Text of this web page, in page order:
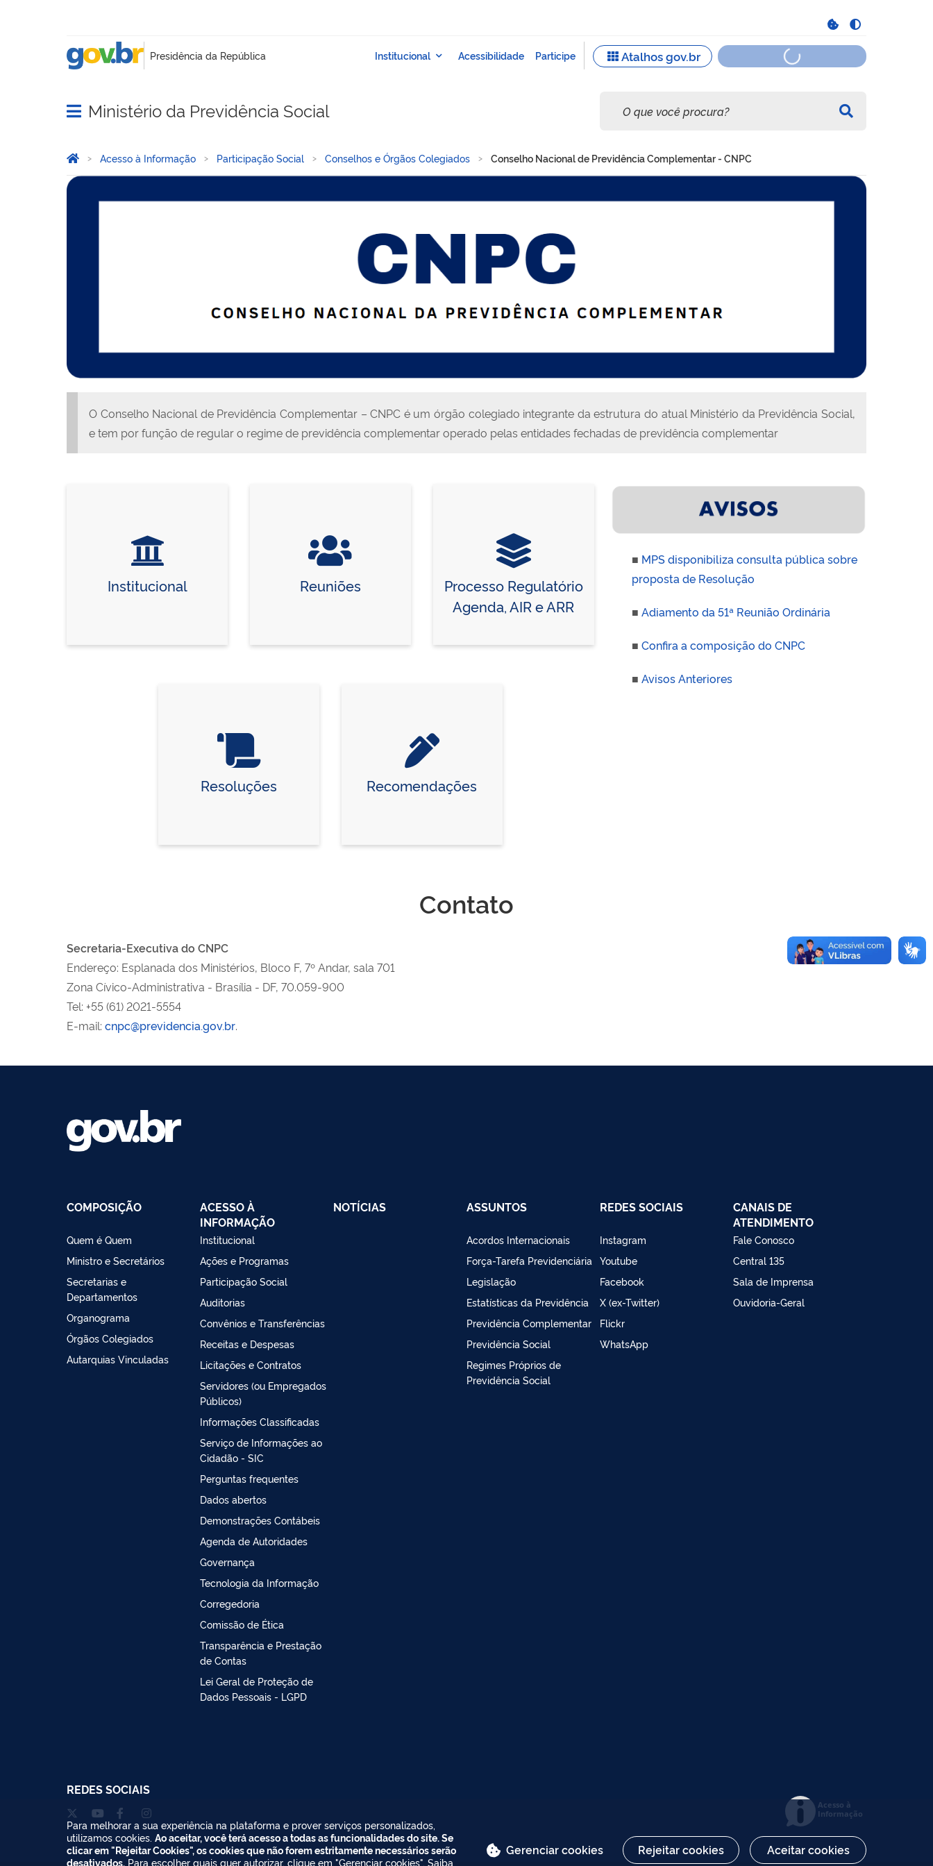
Abrir menu principal de navegação
Ministério da Previdência Social
Você está aqui:
Página Inicial
Acesso à Informação Participação Social Conselhos e Órgãos Colegiados Conselho Nacional de Previdência Complementar - CNPC
Conselho Nacional de Previdência Complementar - CNPC
O Conselho Nacional de Previdência Complementar – CNPC é um órgão colegiado integrante da estrutura do atual Ministério da Previdência Social,
e tem por função de regular o regime de previdência complementar operado pelas entidades fechadas de previdência complementar
Institucional Reuniões
Processo Regulatório
Agenda, AIR e ARR
Resoluções Recomendações
■ MPS disponibiliza consulta pública sobre
proposta de Resolução
■ Adiamento da 51ª Reunião Ordinária
■ Confira a composição do CNPC
■ Avisos Anteriores
Contato
Secretaria-Executiva do CNPC
Endereço: Esplanada dos Ministérios, Bloco F, 7º Andar, sala 701
Zona Cívico-Administrativa - Brasília - DF, 70.059-900
Tel: +55 (61) 2021-5554
E-mail: cnpc@previdencia.gov.br.
COMPOSIÇÃO
Quem é Quem
Ministro e Secretários
Secretarias e
Departamentos
Organograma
Órgãos Colegiados
Autarquias Vinculadas
ACESSO À
INFORMAÇÃO
Institucional
Ações e Programas
Participação Social
Auditorias
Convênios e Transferências
Receitas e Despesas
Licitações e Contratos
Servidores (ou Empregados
Públicos)
Informações Classificadas
Serviço de Informações ao
Cidadão - SIC
Perguntas frequentes
Dados abertos
Demonstrações Contábeis
Agenda de Autoridades
Governança
Tecnologia da Informação
Corregedoria
Comissão de Ética
Transparência e Prestação
de Contas
Lei Geral de Proteção de
Dados Pessoais - LGPD
NOTÍCIAS ASSUNTOS
Acordos Internacionais
Força-Tarefa Previdenciária
Legislação
Estatísticas da Previdência
Previdência Complementar
Previdência Social
Regimes Próprios de
Previdência Social
REDES SOCIAIS
Instagram
Youtube
Facebook
X (ex-Twitter)
Flickr
WhatsApp
CANAIS DE
ATENDIMENTO
Fale Conosco
Central 135
Sala de Imprensa
Ouvidoria-Geral
REDES SOCIAIS
Acesso à
Informação
Para melhorar a sua experiência na plataforma e prover serviços personalizados,
utilizamos cookies. Ao aceitar, você terá acesso a todas as funcionalidades do site. Se
clicar em "Rejeitar Cookies", os cookies que não forem estritamente necessários serão
desativados. Para escolher quais quer autorizar, clique em "Gerenciar cookies". Saiba
Gerenciar cookies Rejeitar cookies Aceitar cookies